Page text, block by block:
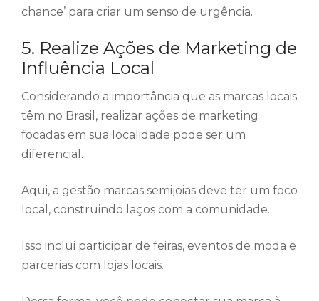
chance’ para criar um senso de urgência.
5. Realize Ações de Marketing de
Influência Local
Considerando a importância que as marcas locais
têm no Brasil, realizar ações de marketing
focadas em sua localidade pode ser um
diferencial.
Aqui, a gestão marcas semijoias deve ter um foco
local, construindo laços com a comunidade.
Isso inclui participar de feiras, eventos de moda e
parcerias com lojas locais.